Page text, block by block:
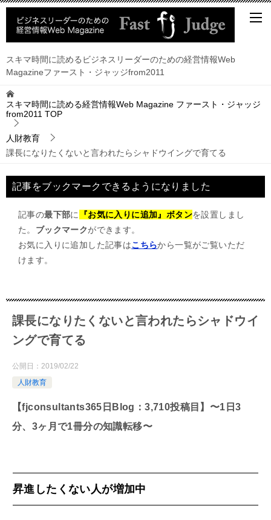
スキマ時間に読めるビジネスリーダーのための経営情報Web
Magazineファースト・ジャッジfrom2011
スキマ時間に読める経営情報Web Magazine ファースト・ジャッジ
from2011 TOP
人財教育
課長になりたくないと言われたらシャドウイングで育てる
記事をブックマークできるようになりました
記事の最下部に 『お気に入りに追加』ボタンを設置しまし
た。 ブックマークができます。
お気に入りに追加した記事はこちらから一覧がご覧いただ
けます。
課長になりたくないと言われたらシャドウイ
ングで育てる
公開日： 2019/02/22
人財教育
【fjconsultants365日Blog：3,710投稿目】〜1日3
分、3ヶ月で1冊分の知識転移〜
昇進したくない人が増加中